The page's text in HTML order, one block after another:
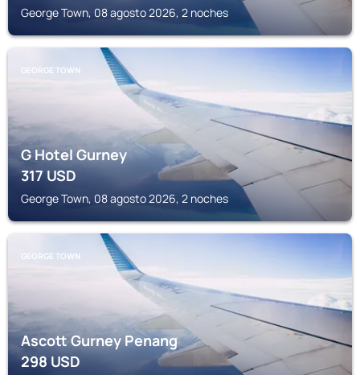
George Town, 08 agosto 2026, 2 noches
GEORGE TOWN
G Hotel Gurney
317USD
George Town, 08 agosto 2026, 2 noches
GEORGE TOWN
Ascott Gurney Penang
298USD